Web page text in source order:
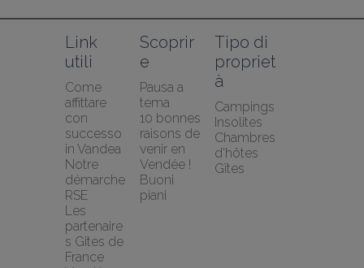
Link
utili
Come
affittare
con
successo
in Vandea
Notre
démarche
RSE
Les
partenaire
s Gites de
France
Scoprir
e
Pausa a
tema
10 bonnes
raisons de
venir en
Vendée !
Buoni
piani
Tipo di
propriet
à
Campings
Insolites
Chambres
d'hôtes
Gîtes